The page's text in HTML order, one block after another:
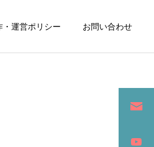
・運営ポリシー お問い合わせ